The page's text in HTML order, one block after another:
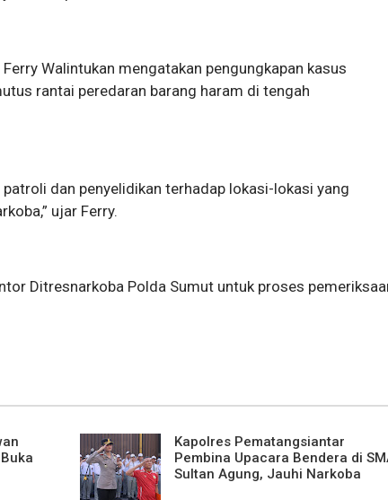
Walintukan mengatakan pengungkapan kasus
rantai peredaran barang haram di tengah
dan penyelidikan terhadap lokasi-lokasi yang
ujar Ferry.
Ditresnarkoba Polda Sumut untuk proses
Kapolres Pematangsiantar
Pembina Upacara Bendera di
Sultan Agung, Jauhi Narkoba